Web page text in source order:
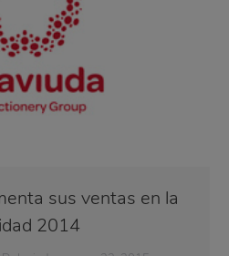
sus ventas en la
2014